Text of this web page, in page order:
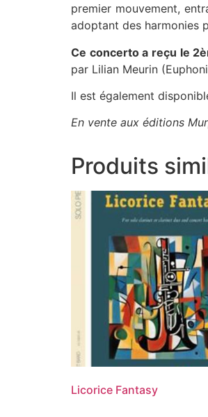
premier mouvement,
adoptant des harmonies
Ce concerto a reçu le
par Lilian Meurin
Il est également
En vente aux éditions
Produits
Licorice Fantasy